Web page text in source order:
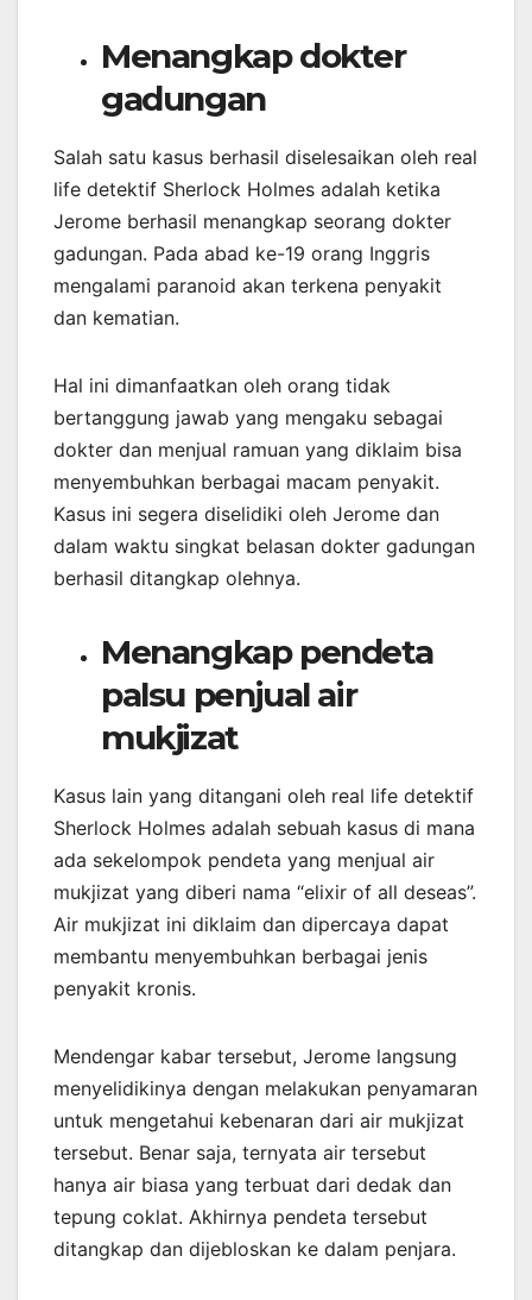
Menangkap dokter
gadungan
Salah satu kasus berhasil diselesaikan oleh real
life detektif Sherlock Holmes adalah ketika
Jerome berhasil menangkap seorang dokter
gadungan. Pada abad ke-19 orang Inggris
mengalami paranoid akan terkena penyakit
dan kematian.
Hal ini dimanfaatkan oleh orang tidak
bertanggung jawab yang mengaku sebagai
dokter dan menjual ramuan yang diklaim bisa
menyembuhkan berbagai macam penyakit.
Kasus ini segera diselidiki oleh Jerome dan
dalam waktu singkat belasan dokter gadungan
berhasil ditangkap olehnya.
Menangkap pendeta
palsu penjual air
mukjizat
Kasus lain yang ditangani oleh real life detektif
Sherlock Holmes adalah sebuah kasus di mana
ada sekelompok pendeta yang menjual air
mukjizat yang diberi nama “elixir of all deseas”.
Air mukjizat ini diklaim dan dipercaya dapat
membantu menyembuhkan berbagai jenis
penyakit kronis.
Mendengar kabar tersebut, Jerome langsung
menyelidikinya dengan melakukan penyamaran
untuk mengetahui kebenaran dari air mukjizat
tersebut. Benar saja, ternyata air tersebut
hanya air biasa yang terbuat dari dedak dan
tepung coklat. Akhirnya pendeta tersebut
ditangkap dan dijebloskan ke dalam penjara.